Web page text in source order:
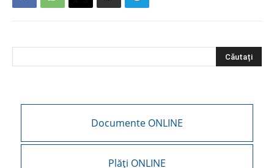
Documente ONLINE
Plăți ONLINE